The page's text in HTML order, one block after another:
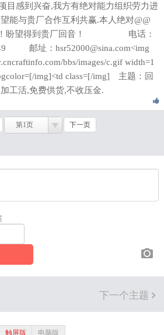
目感到兴奋,我方有绝对能力组织劳力进
能与贵厂合作互利共赢.本人绝对@@
！盼望得到贵厂回音！ 电话：
邮址：hsr52000@sina.com<img
bbs/images/c.gif width=1
img]<td class=[/img] 主题：回
工活,免费供货,不收压金.
第1页 下一页
下一个主题
触屏版 电脑版